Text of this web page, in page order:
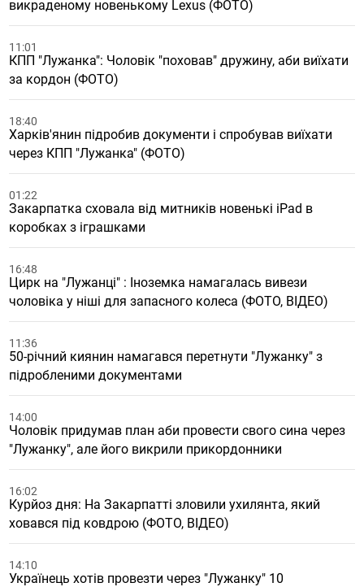
викраденому новенькому Lexus (ФОТО)
11:01
КПП "Лужанка": Чоловік "поховав" дружину, аби виїхати
за кордон (ФОТО)
18:40
Харків'янин підробив документи і спробував виїхати
через КПП "Лужанка" (ФОТО)
01:22
Закарпатка сховала від митників новенькі iPad в
коробках з іграшками
16:48
Цирк на "Лужанці" : Іноземка намагалась вивези
чоловіка у ніші для запасного колеса (ФОТО, ВІДЕО)
11:36
50-річний киянин намагався перетнути "Лужанку" з
підробленими документами
14:00
Чоловік придумав план аби провести свого сина через
"Лужанку", але його викрили прикордонники
16:02
Курйоз дня: На Закарпатті зловили ухилянта, який
ховався під ковдрою (ФОТО, ВІДЕО)
14:10
Українець хотів провезти через "Лужанку" 10